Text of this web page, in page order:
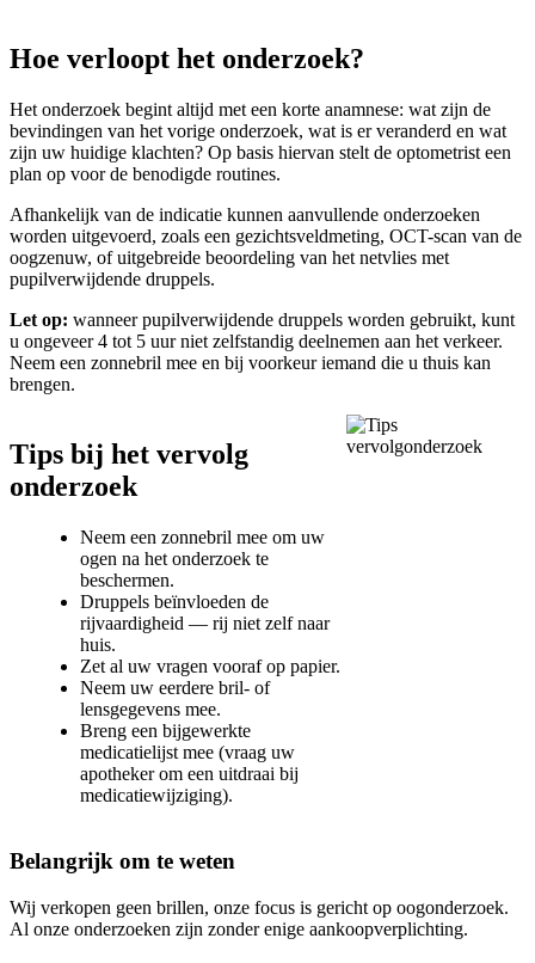
Hoe verloopt het onderzoek?
Het onderzoek begint altijd met een korte anamnese: wat zijn de
bevindingen van het vorige onderzoek, wat is er veranderd en wat
zijn uw huidige klachten? Op basis hiervan stelt de optometrist een
plan op voor de benodigde routines.
Afhankelijk van de indicatie kunnen aanvullende onderzoeken
worden uitgevoerd, zoals een gezichtsveldmeting, OCT-scan van de
oogzenuw, of uitgebreide beoordeling van het netvlies met
pupilverwijdende druppels.
Let op: wanneer pupilverwijdende druppels worden gebruikt, kunt
u ongeveer 4 tot 5 uur niet zelfstandig deelnemen aan het verkeer.
Neem een zonnebril mee en bij voorkeur iemand die u thuis kan
brengen.
Tips bij het vervolg
onderzoek
Neem een zonnebril mee om uw
ogen na het onderzoek te
beschermen.
Druppels beïnvloeden de
rijvaardigheid — rij niet zelf naar
huis.
Zet al uw vragen vooraf op papier.
Neem uw eerdere bril- of
lensgegevens mee.
Breng een bijgewerkte
medicatielijst mee (vraag uw
apotheker om een uitdraai bij
medicatiewijziging).
Belangrijk om te weten
Wij verkopen geen brillen, onze focus is gericht op oogonderzoek.
Al onze onderzoeken zijn zonder enige aankoopverplichting.